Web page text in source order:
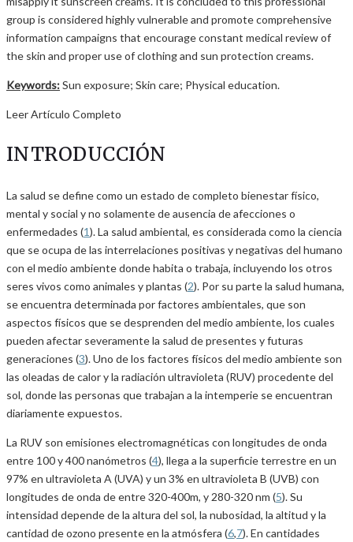
group is considered highly vulnerable and promote comprehensive
information campaigns that encourage constant medical review of
the skin and proper use of clothing and sun protection creams.
Keywords:Sun exposure; Skin care; Physical education.
Leer Artículo Completo
INTRODUCCIÓN
La salud se define como un estado de completo bienestar físico,
mental y social y no solamente de ausencia de afecciones o
enfermedades (1). La salud ambiental, es considerada como la ciencia
que se ocupa de las interrelaciones positivas y negativas del humano
con el medio ambiente donde habita o trabaja, incluyendo los otros
seres vivos como animales y plantas (2). Por su parte la salud humana,
se encuentra determinada por factores ambientales, que son
aspectos físicos que se desprenden del medio ambiente, los cuales
pueden afectar severamente la salud de presentes y futuras
generaciones (3). Uno de los factores físicos del medio ambiente son
las oleadas de calor y la radiación ultravioleta (RUV) procedente del
sol, donde las personas que trabajan a la intemperie se encuentran
diariamente expuestos.
La RUV son emisiones electromagnéticas con longitudes de onda
entre 100 y 400 nanómetros (4), llega a la superficie terrestre en un
97% en ultravioleta A (UVA) y un 3% en ultravioleta B (UVB) con
longitudes de onda de entre 320-400m, y 280-320 nm (5). Su
intensidad depende de la altura del sol, la nubosidad, la altitud y la
cantidad de ozono presente en la atmósfera (6,7). En cantidades